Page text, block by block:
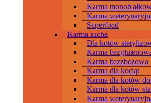
Karma
Karma
Superfood
Karma sucha
Dla kotów
Karma
Karma bezzbożowa
Karma dla kociąt
Karma dla kotów
Karma dla kotów
Karma